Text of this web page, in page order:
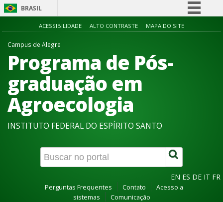
BRASIL
Simplifique!
Participe
Acesso à informação
ACESSIBILIDADE ALTO CONTRASTE MAPA DO SITE
Campus de Alegre
Programa de Pós-
graduação em
Agroecologia
INSTITUTO FEDERAL DO ESPÍRITO SANTO
EN ES DE IT FR
Perguntas Frequentes Contato
Acesso a
sistemas
Comunicação